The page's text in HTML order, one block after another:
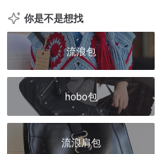
你是不是想找
流浪包
hobo包
流浪肩包